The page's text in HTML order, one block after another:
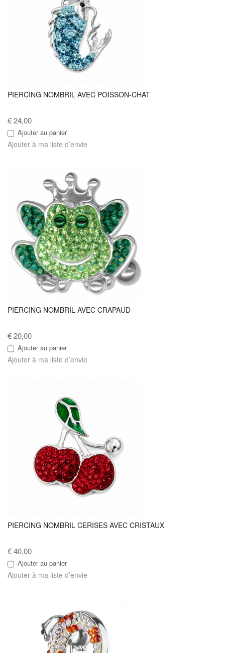
PIERCING NOMBRIL AVEC POISSON-CHAT
€ 24,00
Ajouter au panier
Ajouter à ma liste d’envie
PIERCING NOMBRIL AVEC CRAPAUD
€ 20,00
Ajouter au panier
Ajouter à ma liste d’envie
PIERCING NOMBRIL CERISES AVEC CRISTAUX
€ 40,00
Ajouter au panier
Ajouter à ma liste d’envie